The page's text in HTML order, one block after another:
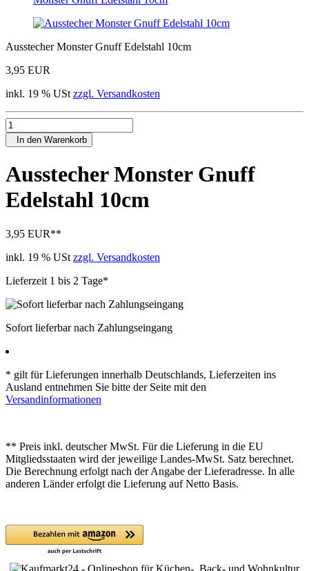
Ausstecher Monster Gnuff Edelstahl 10cm
3,95 EUR
inkl. 19 % USt zzgl. Versandkosten
In den Warenkorb
Ausstecher Monster Gnuff
Edelstahl 10cm
3,95 EUR**
inkl. 19 % USt zzgl. Versandkosten
Lieferzeit 1 bis 2 Tage*
Sofort lieferbar nach Zahlungseingang
* gilt für Lieferungen innerhalb Deutschlands, Lieferzeiten ins
Ausland entnehmen Sie bitte der Seite mit den
Versandinformationen
** Preis inkl. deutscher MwSt. Für die Lieferung in die EU
Mitgliedsstaaten wird der jeweilige Landes-MwSt. Satz berechnet.
Die Berechnung erfolgt nach der Angabe der Lieferadresse. In alle
anderen Länder erfolgt die Lieferung auf Netto Basis.